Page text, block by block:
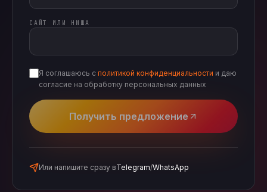
САЙТ ИЛИ НИША
Я соглашаюсь с политикой конфиденциальности и даю
согласие на обработку персональных данных
Получить предложение
Или напишите сразу вTelegram/WhatsApp